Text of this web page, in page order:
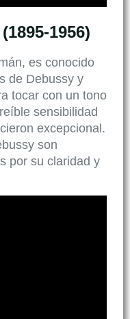
1956)
es conocido
de Debussy y
tocar con un tono
sensibilidad
excepcional.
son
por su claridad y